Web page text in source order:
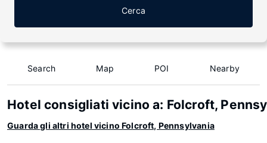
Cerca
Search Map POI Nearby
Hotel consigliati vicino a: Folcroft,
Guarda gli altri hotel vicino Folcroft, Pennsylvania